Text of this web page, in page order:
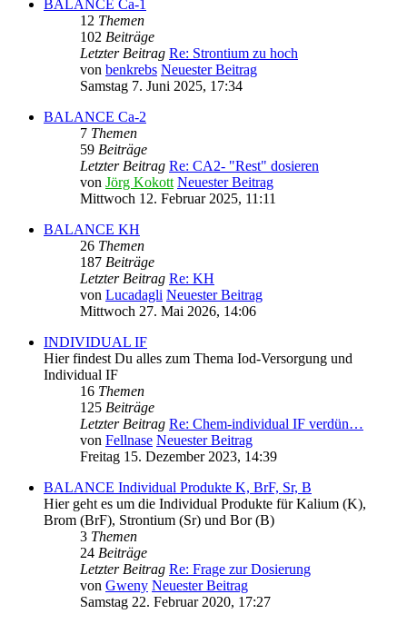
BALANCE Ca-1
12 Themen
102 Beiträge
Letzter Beitrag Re: Strontium zu hoch
von benkrebs Neuester Beitrag
Samstag 7. Juni 2025, 17:34
BALANCE Ca-2
7 Themen
59 Beiträge
Letzter Beitrag Re: CA2- "Rest" dosieren
von Jörg Kokott Neuester Beitrag
Mittwoch 12. Februar 2025, 11:11
BALANCE KH
26 Themen
187 Beiträge
Letzter Beitrag Re: KH
von Lucadagli Neuester Beitrag
Mittwoch 27. Mai 2026, 14:06
INDIVIDUAL IF
Hier findest Du alles zum Thema Iod-Versorgung und
Individual IF
16 Themen
125 Beiträge
Letzter Beitrag Re: Chem-individual IF verdün…
von Fellnase Neuester Beitrag
Freitag 15. Dezember 2023, 14:39
BALANCE Individual Produkte K, BrF, Sr, B
Hier geht es um die Individual Produkte für Kalium (K),
Brom (BrF), Strontium (Sr) und Bor (B)
3 Themen
24 Beiträge
Letzter Beitrag Re: Frage zur Dosierung
von Gweny Neuester Beitrag
Samstag 22. Februar 2020, 17:27